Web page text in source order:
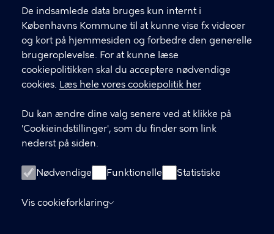
De indsamlede data bruges kun internt i
Københavns Kommune til at kunne vise fx videoer
og kort på hjemmesiden og forbedre den generelle
brugeroplevelse. For at kunne læse
cookiepolitikken skal du acceptere nødvendige
cookies. Læs hele vores cookiepolitik her
Du kan ændre dine valg senere ved at klikke på
'Cookieindstillinger', som du finder som link
nederst på siden.
Nødvendige Funktionelle Statistiske
Vis cookieforklaring
fFind andre kontakter her
CVR-nummer64942212
GENVEJE
Digital Post
Databeskyttelse
Tilgængelighedserklæring
Om hjemmesiden